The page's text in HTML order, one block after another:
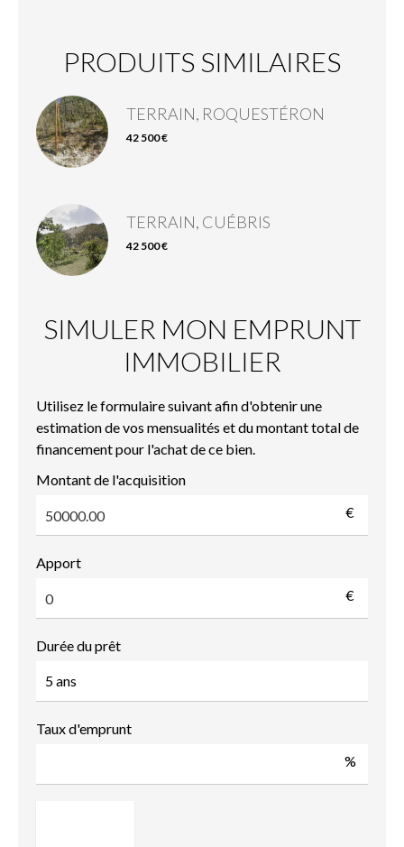
PRODUITS SIMILAIRES
TERRAIN, ROQUESTÉRON
42 500 €
TERRAIN, CUÉBRIS
42 500 €
SIMULER MON EMPRUNT
IMMOBILIER
Utilisez le formulaire suivant afin d'obtenir une
estimation de vos mensualités et du montant total de
financement pour l'achat de ce bien.
Montant de l'acquisition
€
Apport
€
Durée du prêt
Taux d'emprunt
%